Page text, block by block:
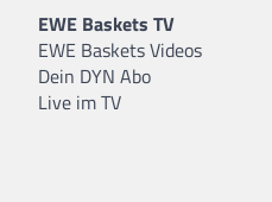
EWE Baskets TV
EWE Baskets Videos
Dein DYN Abo
Live im TV